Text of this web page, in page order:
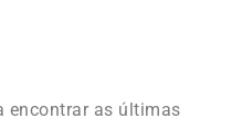
encontrar as últimas